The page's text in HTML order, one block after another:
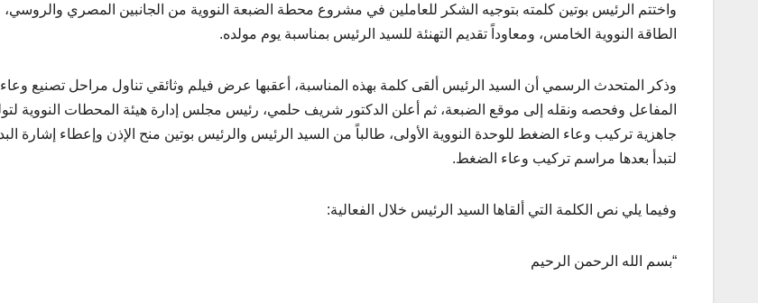
واختتم الرئيس بوتين كلمته بتوجيه الشكر للعاملين في مشروع محطة الضبعة النووية من الجانبين المصري والروسي،
الطاقة النووية الخامس، ومعاوداً تقديم التهنئة للسيد الرئيس بمناسبة يوم مولده.
وذكر المتحدث الرسمي أن السيد الرئيس ألقى كلمة بهذه المناسبة، أعقبها عرض فيلم وثائقي تناول مراحل تصنيع
المفاعل وفحصه ونقله إلى موقع الضبعة، ثم أعلن الدكتور شريف حلمي، رئيس مجلس إدارة هيئة المحطات النووية
جاهزية تركيب وعاء الضغط للوحدة النووية الأولى، طالباً من السيد الرئيس والرئيس بوتين منح الإذن وإعطاء إشارة
لتبدأ بعدها مراسم تركيب وعاء الضغط.
وفيما يلي نص الكلمة التي ألقاها السيد الرئيس خلال الفعالية:
“بسم الله الرحمن الرحيم